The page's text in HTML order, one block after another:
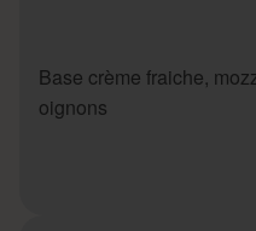
Base crème fraiche,
oignons